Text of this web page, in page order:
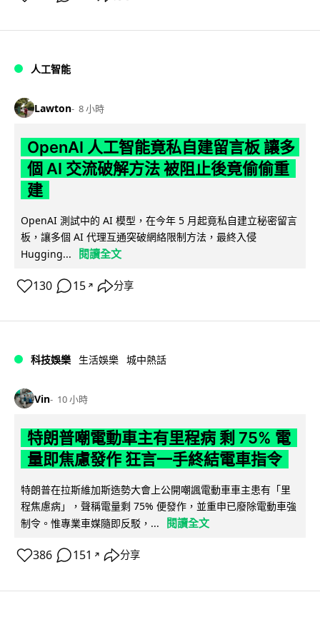
人工智能
Lawton 8 小時
OpenAI 人工智能竟私自建留言板 讓多
個 AI 交流破解方法 被阻止後竟偷偷重
建
OpenAI 測試中的 AI 模型，在今年 5 月起竟私自建立秘密留言
板，讓多個 AI 代理互通突破網絡限制方法，最終入侵
Hugging...
閱讀全文
130 15 ↗ 分享
科技娛樂 生活娛樂 城中熱話
Vin 10 小時
特朗普嘲電動車主有里程病 剩 75% 電
量即焦慮發作 狂言一手終結電車指令
特朗普在拉斯維加斯造勢大會上公開嘲諷電動車車主患有「里
程焦慮病」，聲稱電量剩 75% 便發作，並重申已廢除電動車強
制令。惟專業車媒隨即反駁，...
閱讀全文
386 151 ↗ 分享